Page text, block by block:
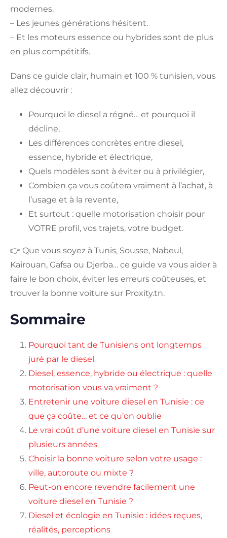
modernes.
– Les jeunes générations hésitent.
– Et les moteurs essence ou hybrides sont de plus
en plus compétitifs.
Dans ce guide clair, humain et 100 % tunisien, vous
allez découvrir :
Pourquoi le diesel a régné… et pourquoi il
décline,
Les différences concrètes entre diesel,
essence, hybride et électrique,
Quels modèles sont à éviter ou à privilégier,
Combien ça vous coûtera vraiment à l’achat, à
l’usage et à la revente,
Et surtout : quelle motorisation choisir pour
VOTRE profil, vos trajets, votre budget.
👉 Que vous soyez à Tunis, Sousse, Nabeul,
Kairouan, Gafsa ou Djerba… ce guide va vous aider à
faire le bon choix, éviter les erreurs coûteuses, et
trouver la bonne voiture sur Proxity.tn.
Sommaire
Pourquoi tant de Tunisiens ont longtemps
juré par le diesel
Diesel, essence, hybride ou électrique : quelle
motorisation vous va vraiment ?
Entretenir une voiture diesel en Tunisie : ce
que ça coûte… et ce qu’on oublie
Le vrai coût d’une voiture diesel en Tunisie sur
plusieurs années
Choisir la bonne voiture selon votre usage :
ville, autoroute ou mixte ?
Peut-on encore revendre facilement une
voiture diesel en Tunisie ?
Diesel et écologie en Tunisie : idées reçues,
réalités, perceptions